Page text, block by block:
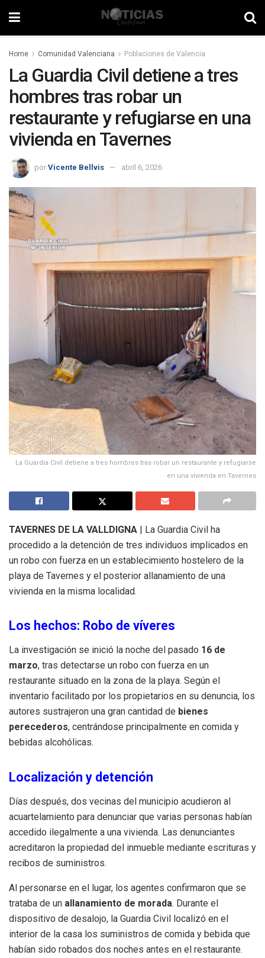
Home Comunidad Valenciana Poblaciones de Valencia
La Guardia Civil detiene a tres
hombres tras robar un
restaurante y refugiarse en una
vivienda en Tavernes
por Vicente Bellvis abril 6, 2026
La Guardia Civil detiene a tres hombres tras robar un restaurante y refugiarse
en una vivienda en Tavernes
TAVERNES DE LA VALLDIGNA
La Guardia Civil ha
procedido a la detención de tres individuos implicados en
un robo con fuerza en un establecimiento hostelero de la
playa de Tavernes y el posterior allanamiento de una
vivienda en la misma localidad.
Los hechos: Robo de víveres
La investigación se inició la noche del pasado 16 de
marzo, tras detectarse un robo con fuerza en un
restaurante situado en la zona de la playa. Según el
inventario facilitado por los propietarios en su denuncia, los
autores sustrajeron una gran cantidad de bienes
perecederos, centrándose principalmente en comida y
bebidas alcohólicas.
Localización y detención
Días después, dos vecinas del municipio acudieron al
acuartelamiento para denunciar que varias personas habían
accedido ilegalmente a una vivienda. Las denunciantes
acreditaron la propiedad del inmueble mediante escrituras y
recibos de suministros.
Al personarse en el lugar, los agentes confirmaron que se
trataba de un allanamiento de morada. Durante el
dispositivo de desalojo, la Guardia Civil localizó en el
interior de la casa los suministros de comida y bebida que
habían sido robados dos noches antes en el restaurante.